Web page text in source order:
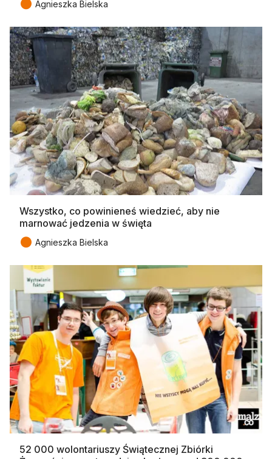
● Agnieszka Bielska
Wszystko, co powinieneś wiedzieć, aby nie
marnować jedzenia w święta
● Agnieszka Bielska
52 000 wolontariuszy Świątecznej Zbiórki